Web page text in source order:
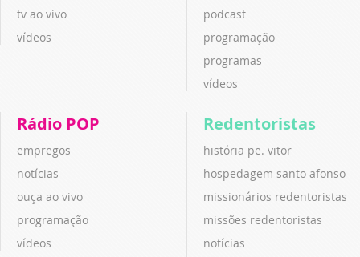
tv ao vivo
vídeos
podcast
programação
programas
vídeos
Rádio POP
empregos
notícias
ouça ao vivo
programação
vídeos
Redentoristas
história pe. vitor
hospedagem santo afonso
missionários redentoristas
missões redentoristas
notícias